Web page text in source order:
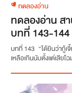
ทดลองอ่าน
ทดลองอ่าน ส
บทที่ 143-144
บทที่ 143 “ได้ยินว่ากู้เ
เหลือเกินนับตั้งแต่เสียโ